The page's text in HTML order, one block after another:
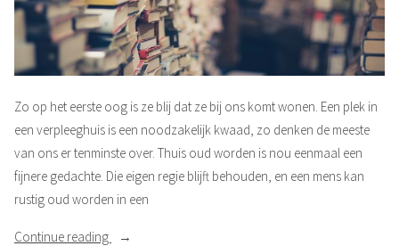
Zo op het eerste oog is ze blij dat ze bij ons komt wonen. Een plek in
een verpleeghuis is een noodzakelijk kwaad, zo denken de meeste
van ons er tenminste over. Thuis oud worden is nou eenmaal een
fijnere gedachte. Die eigen regie blijft behouden, en een mens kan
rustig oud worden in een
Continue reading
“Onbegrepen